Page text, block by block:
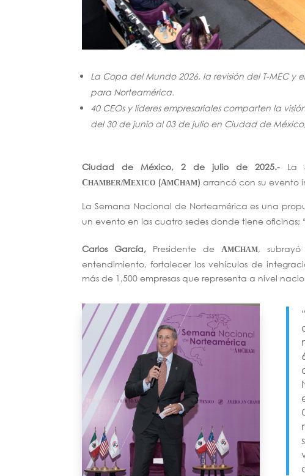
La Copa del Mundo 2026, la revisión del T-MEC
para Norteamérica.
40 CEOs y líderes empresariales comparten la
del 30 de junio al 03 de julio en Ciudad de
Ciudad de México, 2 de julio de 2025.- La
CHAMBER/MEXICO (AMCHAM)arrancó con su evento
La Semana Nacional de Norteamérica es una
un evento en las cuatro sedes donde tiene oficinas;
Carlos García, Presidente de AMCHAM,
entendimiento, fortalecer los vehículos de
más de 1,500 empresas que representa a nivel